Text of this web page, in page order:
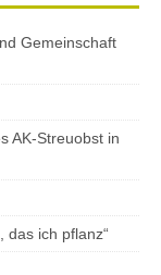
Gemeinschaft
AK-Streuobst in
das ich pflanz“